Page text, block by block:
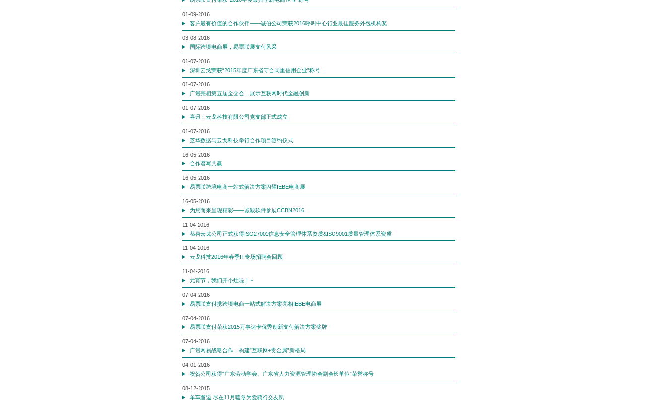
01-09-2016
客户最有价值的合作伙伴——诚伯公司荣获2016呼叫中心行业最佳服务外包机构奖
03-08-2016
国际跨境电商展，易票联展支付风采
01-07-2016
深圳云戈荣获“2015年度广东省守合同重信用企业”称号
01-07-2016
广贵亮相第五届金交会，展示互联网时代金融创新
01-07-2016
喜讯：云戈科技有限公司党支部正式成立
01-07-2016
芝华数据与云戈科技举行合作项目签约仪式
16-05-2016
合作谱写共赢
16-05-2016
易票联跨境电商一站式解决方案闪耀IEBE电商展
16-05-2016
为您而来呈现精彩——诚毅软件参展CCBN2016
11-04-2016
恭喜云戈公司正式获得ISO27001信息安全管理体系资质&ISO9001质量管理体系资质
11-04-2016
云戈科技2016年春季IT专场招聘会回顾
11-04-2016
元宵节，我们开小灶啦！~
07-04-2016
易票联支付携跨境电商一站式解决方案亮相IEBE电商展
07-04-2016
易票联支付荣获2015万事达卡优秀创新支付解决方案奖牌
07-04-2016
广贵网易战略合作，构建”互联网+贵金属”新格局
04-01-2016
祝贺公司获得“广东劳动学会、广东省人力资源管理协会副会长单位”荣誉称号
08-12-2015
单车邂逅 尽在11月暖冬为爱骑行交友趴